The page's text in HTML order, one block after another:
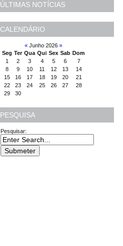
ÚLTIMAS NOTÍCIAS
CALENDÁRIO
« Junho 2026 »
Seg Ter Qua Qui Sex Sab Dom
1
2 3 4 5 6
7
8
9 10 11 12 13
14
15
16 17 18 19 20
21
22
23 24 25 26 27
28
29
30
PESQUISA
Pesquisar: